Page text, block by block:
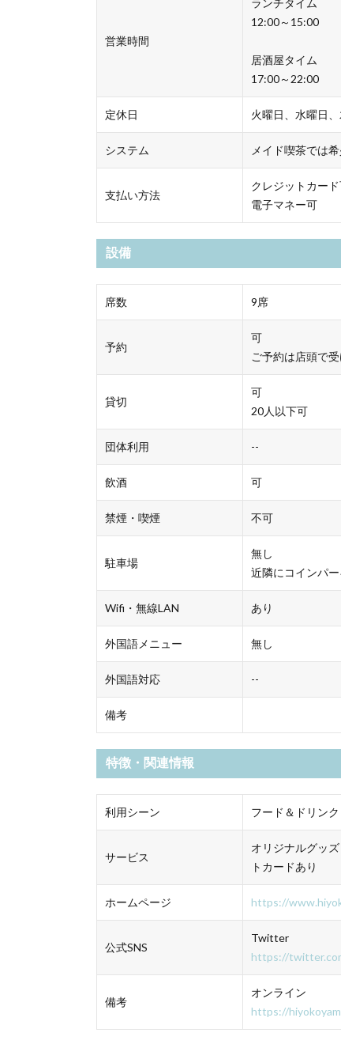
営業時間
ランチタイム
12:00～15:00
居酒屋タイム
17:00～22:00
定休日 火曜日、水曜日
システム メイド喫茶では
支払い方法
クレジットカー
電子マネー可
設備
席数 9席
予約
可
ご予約は店頭で
貸切
可
20人以下可
団体利用 --
飲酒 可
禁煙・喫煙 不可
駐車場
無し
近隣にコインパー
Wifi・無線LAN あり
外国語メニュー 無し
外国語対応 --
備考
特徴・関連情報
利用シーン フード＆ドリン
サービス
オリジナルグッ
トカードあり
ホームページ https://
公式SNS
Twitter
https://
備考
オンライン
https://